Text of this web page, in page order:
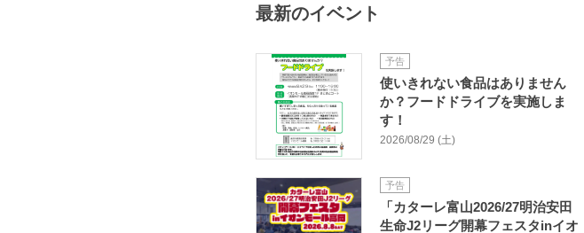
最新のイベント
予告
使いきれない食品はありません
か？フードドライブを実施しま
す！
2026/08/29 (土)
予告
「カターレ富山2026/27明治安田
生命J2リーグ開幕フェスタinイオ